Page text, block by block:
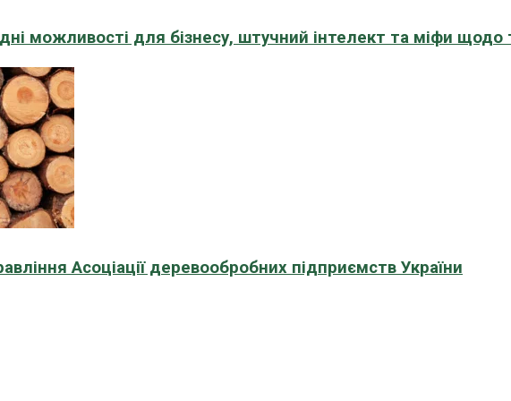
можливості для бізнесу, штучний інтелект та міфи щодо
Асоціації деревообробних підприємств України